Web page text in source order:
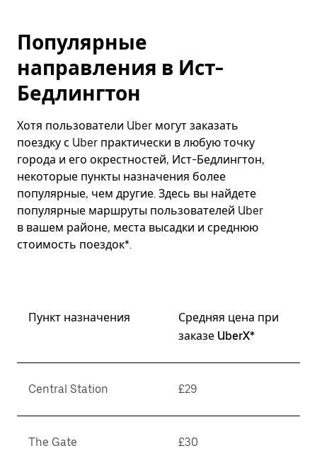
Популярные
направления в Ист-
Бедлингтон
Хотя пользователи Uber могут заказать
поездку с Uber практически в любую точку
города и его окрестностей, Ист-Бедлингтон,
некоторые пункты назначения более
популярные, чем другие. Здесь вы найдете
популярные маршруты пользователей Uber
в вашем районе, места высадки и среднюю
стоимость поездок*.
Пункт назначения
Средняя цена при
заказе UberX*
Central Station £29
The Gate £30